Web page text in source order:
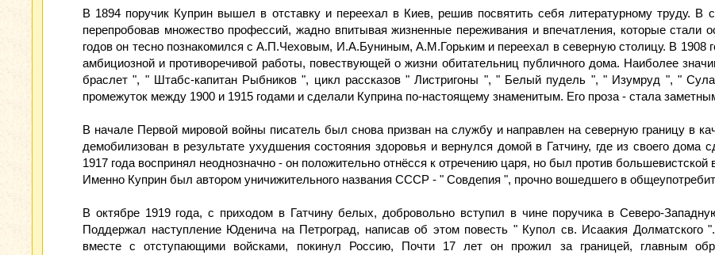
В 1894 поручик Куприн вышел в отставку и переехал в Киев, решив посвятить себя литературному труду. В
перепробовав множество профессий, жадно впитывая жизненные переживания и впечатления, которые стали
годов он тесно познакомился с А.П.Чеховым, И.А.Буниным, А.М.Горьким и переехал в северную столицу. В 1908
амбициозной и противоречивой работы, повествующей о жизни обитательниц публичного дома. Наиболее
браслет ", " Штабс-капитан Рыбников ", цикл рассказов " Листригоны ", " Белый пудель ", " Изумруд ", "
промежуток между 1900 и 1915 годами и сделали Куприна по-настоящему знаменитым. Его проза - стала
В начале Первой мировой войны писатель был снова призван на службу и направлен на северную границу в
демобилизован в результате ухудшения состояния здоровья и вернулся домой в Гатчину, где из своего
1917 года воспринял неоднозначно - он положительно отнёсся к отречению царя, но был против большевистской
Именно Куприн был автором уничижительного названия СССР - " Совдепия ", прочно вошедшего в
В октябре 1919 года, с приходом в Гатчину белых, добровольно вступил в чине поручика в Северо-
Поддержал наступление Юденича на Петроград, написав об этом повесть " Купол св. Исаакия Долматского
вместе с отступающими войсками, покинул Россию, Почти 17 лет он прожил за границей, главным